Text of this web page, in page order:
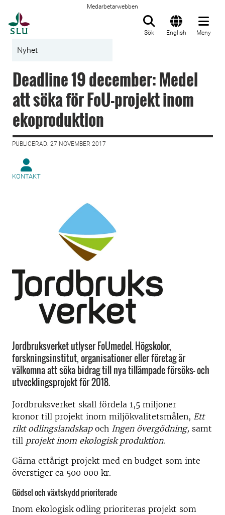
Medarbetarwebben
Sök English Meny
Nyhet
Deadline 19 december: Medel
att söka för FoU-projekt inom
ekoproduktion
PUBLICERAD: 27 NOVEMBER 2017
KONTAKT
Jordbruksverket utlyser FoUmedel. Högskolor,
forskningsinstitut, organisationer eller företag är
välkomna att söka bidrag till nya tillämpade försöks- och
utvecklingsprojekt för 2018.
Jordbruksverket skall fördela 1,5 miljoner
kronor till projekt inom miljökvalitetsmålen, Ett
rikt odlingslandskapoch Ingen övergödning, samt
till projekt inom ekologisk produktion.
Gärna ettårigt projekt med en budget som inte
överstiger ca 500 000 kr.
Gödsel och växtskydd prioriterade
Inom ekologisk odling prioriteras projekt som